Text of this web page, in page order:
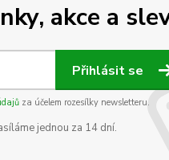
akce a
Přihlásit se
za účelem rozesílky newsletteru.
jednou za 14 dní.